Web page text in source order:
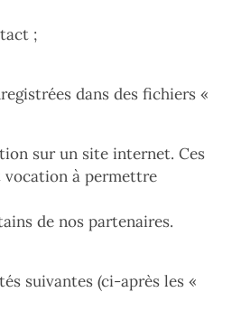
;
dans des fichiers «
sur un site internet. Ces
à permettre
de nos partenaires.
suivantes (ci-après les «